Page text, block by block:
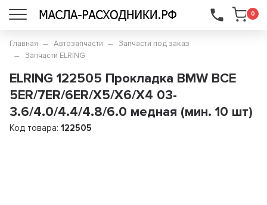
0
...
Главная Автозапчасти
Запчасти под заказ
Запчасти ELRING
ELRING 122505 Прокладка BMW ВСЕ
5ER/7ER/6ER/X5/X6/X4 03-
3.6/4.0/4.4/4.8/6.0 медная (мин. 10 шт)
Код товара:122505